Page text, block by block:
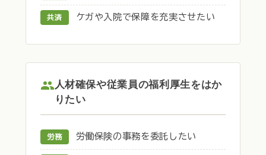
共済 ケガや入院で保障を充実させたい
人材確保や従業員の福利厚生をはか
りたい
労務 労働保険の事務を委託したい